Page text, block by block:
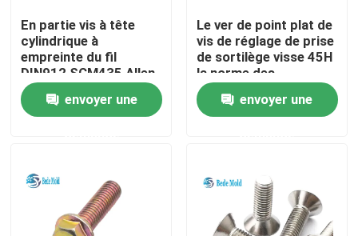
Accueil
Contacts
En partie vis à tête
cylindrique à
empreinte du fil
DIN912 SCM435 Allen
envoyer une
Le ver de point plat de
vis de réglage de prise
de sortilège visse 45H
la norme des
matériaux Din913
envoyer une